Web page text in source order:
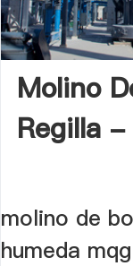
Molino
Regilla -
molino de
humeda